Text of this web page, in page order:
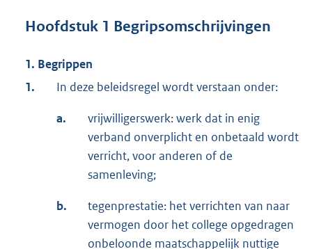
Hoofdstuk 1 Begripsomschrijvingen
1. Begrippen
1.
In deze beleidsregel wordt verstaan onder:
a.
vrijwilligerswerk: werk dat in enig
verband onverplicht en onbetaald wordt
verricht, voor anderen of de
samenleving;
b.
tegenprestatie: het verrichten van naar
vermogen door het college opgedragen
onbeloonde maatschappelijk nuttige